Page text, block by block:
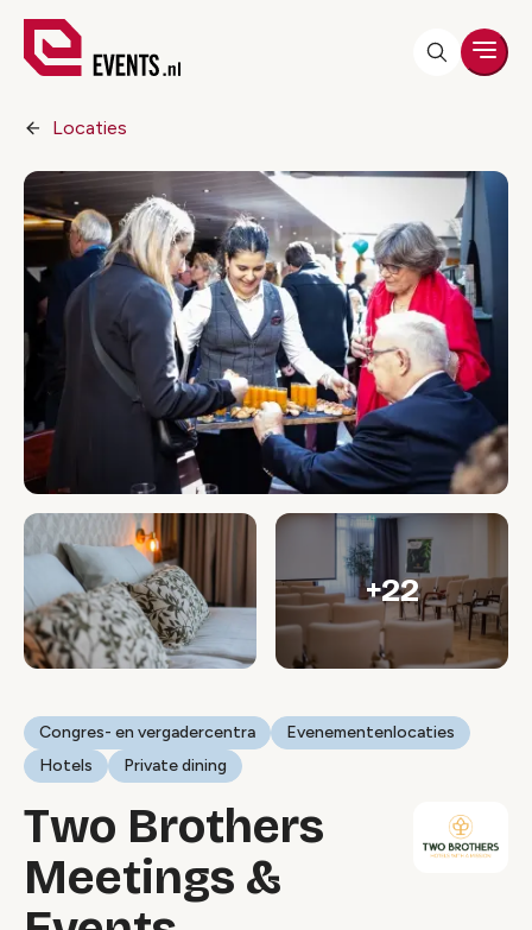
Locaties
+22
Congres- en vergadercentra
Evenementenlocaties
Hotels
Private dining
Two Brothers
Meetings &